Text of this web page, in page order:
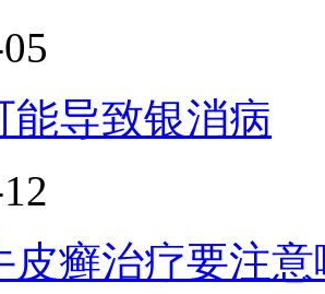
能导致银消病
皮癣治疗要注